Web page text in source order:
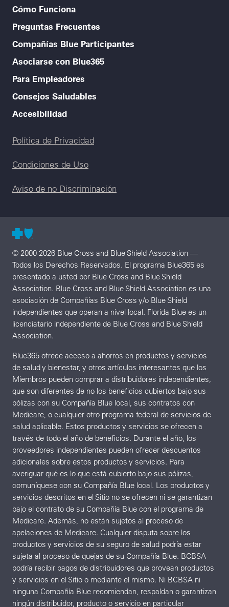
Cómo Funciona
Preguntas Frecuentes
Compañías Blue Participantes
Asociarse con Blue365
Para Empleadores
Consejos Saludables
Accesibilidad
Legal menu
Política de Privacidad
Condiciones de Uso
Aviso de no Discriminación
© 2000-2026 Blue Cross and Blue Shield Association —
Todos los Derechos Reservados. El programa Blue365 es
presentado a usted por Blue Cross and Blue Shield
Association. Blue Cross and Blue Shield Association es una
asociación de Compañías Blue Cross y/o Blue Shield
independientes que operan a nivel local. Florida Blue es un
licenciatario independiente de Blue Cross and Blue Shield
Association.
Blue365 ofrece acceso a ahorros en productos y servicios
de salud y bienestar, y otros artículos interesantes que los
Miembros pueden comprar a distribuidores independientes,
que son diferentes de no los beneficios cubiertos bajo sus
pólizas con su Compañía Blue local, sus contratos con
Medicare, o cualquier otro programa federal de servicios de
salud aplicable. Estos productos y servicios se ofrecen a
través de todo el año de beneficios. Durante el año, los
proveedores independientes pueden ofrecer descuentos
adicionales sobre estos productos y servicios. Para
averiguar qué es lo que está cubierto bajo sus pólizas,
comuníquese con su Compañía Blue local. Los productos y
servicios descritos en el Sitio no se ofrecen ni se garantizan
bajo el contrato de su Compañía Blue con el programa de
Medicare. Además, no están sujetos al proceso de
apelaciones de Medicare. Cualquier disputa sobre los
productos y servicios de su seguro de salud podría estar
sujeta al proceso de quejas de su Compañía Blue. BCBSA
podría recibir pagos de distribuidores que provean productos
y servicios en el Sitio o mediante el mismo. Ni BCBSA ni
ninguna Compañía Blue recomiendan, respaldan o garantizan
ningún distribuidor, producto o servicio en particular